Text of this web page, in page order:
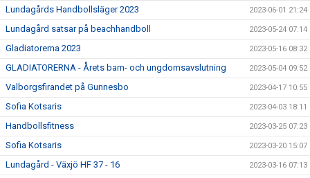
Lundagårds Handbollsläger 2023 2023-06-01 21:24
Lundagård satsar på beachhandboll 2023-05-24 07:14
Gladiatorerna 2023 2023-05-16 08:32
GLADIATORERNA - Årets barn- och ungdomsavslutning 2023-05-04 09:52
Valborgsfirandet på Gunnesbo 2023-04-17 10:55
Sofia Kotsaris 2023-04-03 18:11
Handbollsfitness 2023-03-25 07:23
Sofia Kotsaris 2023-03-20 15:07
Lundagård - Växjö HF 37 - 16 2023-03-16 07:13